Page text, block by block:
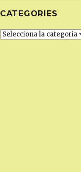
CATEGORIES
Categories